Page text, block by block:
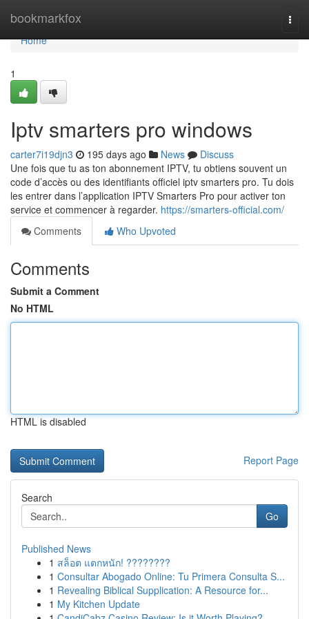
bookmarkfox
Home
Home
1
Iptv smarters pro windows
carter7i19djn3 195 days ago News
Discuss
Une fois que tu as ton abonnement IPTV, tu obtiens souvent un
code d’accès ou des identifiants officiel iptv smarters pro. Tu dois
les entrer dans l’application IPTV Smarters Pro pour activer ton
service et commencer à regarder. https://smarters-official.com/
Comments
Who Upvoted
Comments
Submit a Comment
No HTML
HTML is disabled
Report Page
Search
Go
Published News
1 สล็อต แตกหนัก! ????????
1 Consultar Abogado Online: Tu Primera Consulta S...
1 Revealing Biblical Supplication: A Resource for...
1 My Kitchen Update